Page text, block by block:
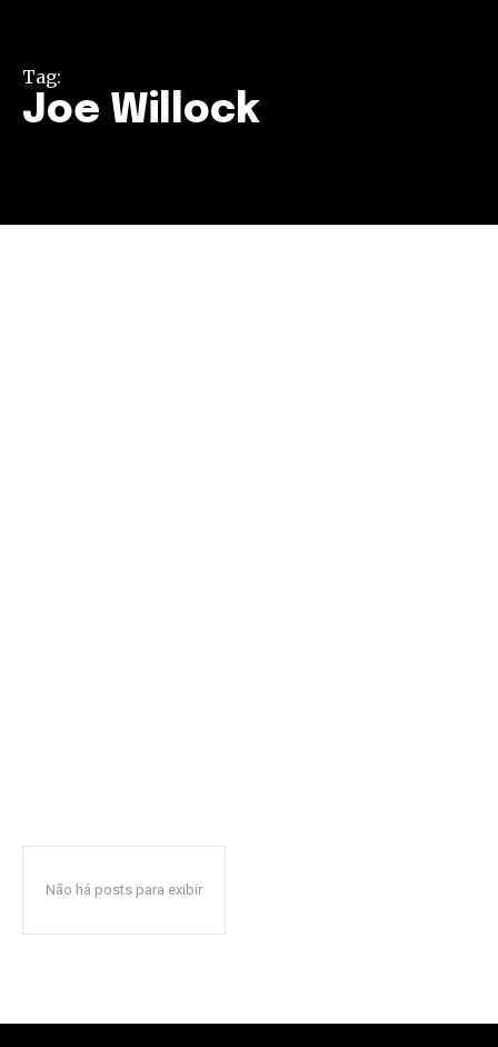
Tag:
Joe Willock
Não há posts para exibir